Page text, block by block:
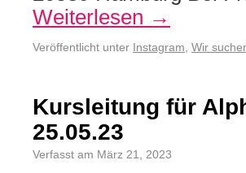
Weiterlesen →
Veröffentlicht unter Instagram Wir
Kursleitung für
25.05.23
Verfasst am März 21, 2023